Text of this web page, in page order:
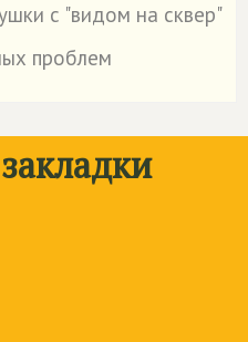
с "видом на сквер"
проблем